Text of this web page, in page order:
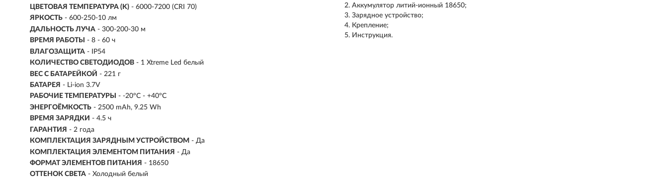
ЦВЕТОВАЯ ТЕМПЕРАТУРА (K) - 6000-7200 (CRI 70)
ЯРКОСТЬ - 600-250-10 лм
ДАЛЬНОСТЬ ЛУЧА - 300-200-30 м
ВРЕМЯ РАБОТЫ
- 8 - 60 ч
ВЛАГОЗАЩИТА - IP54
КОЛИЧЕСТВО СВЕТОДИОДОВ - 1 Xtreme Led белый
ВЕС С БАТАРЕЙКОЙ - 221 г
БАТАРЕЯ - Li-ion 3.7V
РАБОЧИЕ ТЕМПЕРАТУРЫ
- -20°C - +40°C
ЭНЕРГОЁМКОСТЬ - 2500 mAh, 9.25 Wh
ВРЕМЯ ЗАРЯДКИ - 4.5 ч
ГАРАНТИЯ - 2 года
КОМПЛЕКТАЦИЯ ЗАРЯДНЫМ УСТРОЙСТВОМ - Да
КОМПЛЕКТАЦИЯ ЭЛЕМЕНТОМ ПИТАНИЯ - Да
ФОРМАТ ЭЛЕМЕНТОВ ПИТАНИЯ - 18650
ОТТЕНОК СВЕТА - Холодный белый
Аккумулятор литий-ионный 18650;
Зарядное устройство;
Крепление;
Инструкция.